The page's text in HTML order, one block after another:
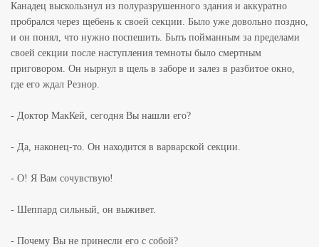
Канадец выскользнул из полуразрушенного здания и аккуратно
пробрался через щебень к своей секции. Было уже довольно поздно,
и он понял, что нужно поспешить. Быть пойманным за пределами
своей секции после наступления темноты было смертным
приговором. Он нырнул в щель в заборе и залез в разбитое окно,
где его ждал Резнор.
- Доктор МакКей, сегодня Вы нашли его?
- Да, наконец-то. Он находится в варварской секции.
- О! Я Вам сочувствую!
- Шеппард сильный, он выживет.
- Почему Вы не принесли его с собой?